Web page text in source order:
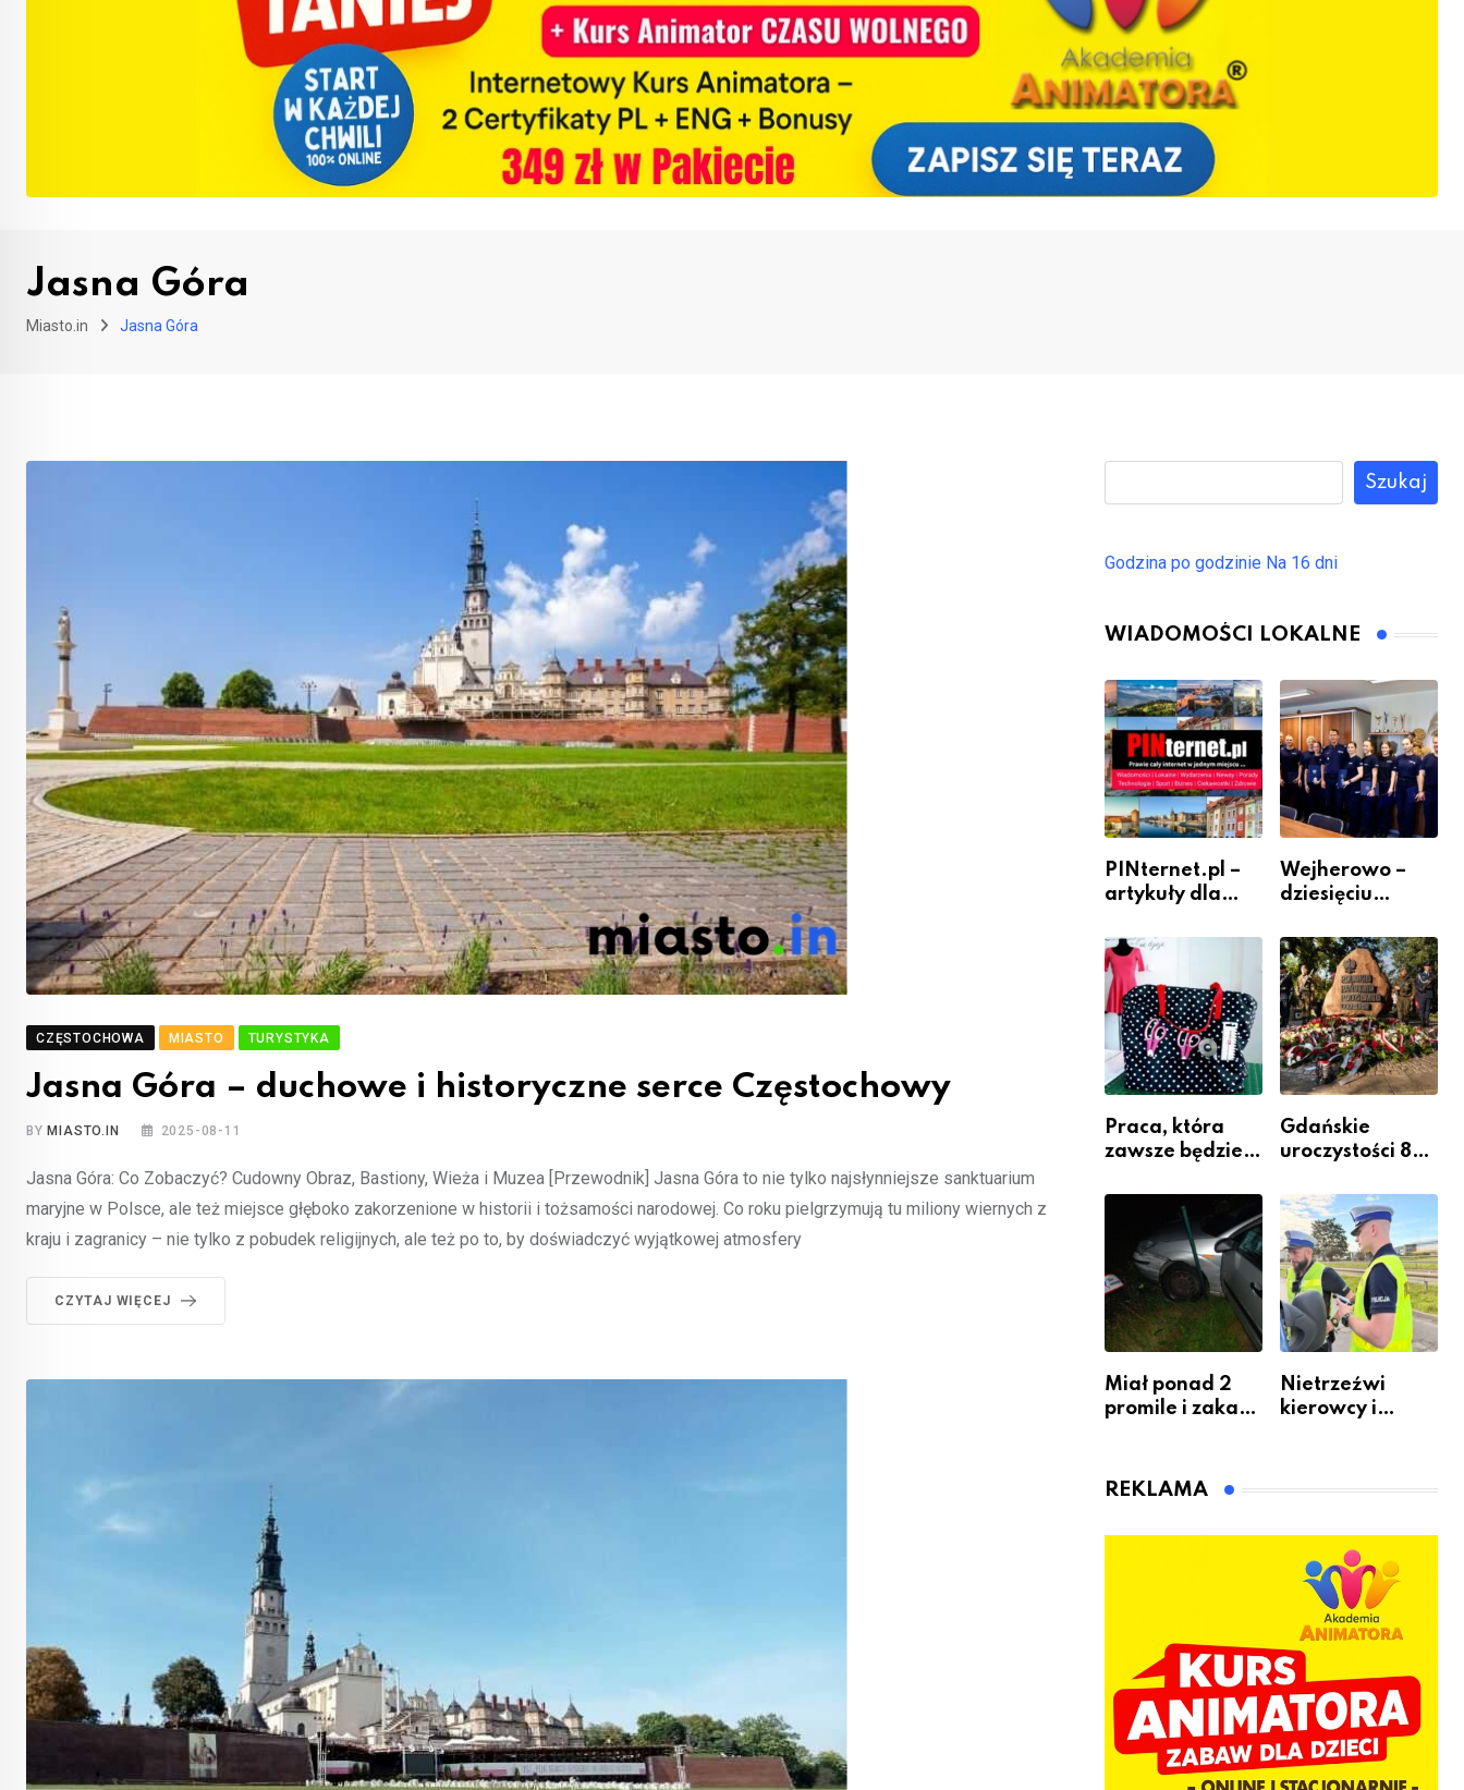
Jasna Góra
Miasto.in Jasna Góra
CZĘSTOCHOWA MIASTO TURYSTYKA
Jasna Góra – duchowe i historyczne serce Częstochowy
BY MIASTO.IN 2025-08-11
Jasna Góra: Co Zobaczyć? Cudowny Obraz, Bastiony, Wieża i Muzea [Przewodnik] Jasna Góra to nie tylko najsłynniejsze sanktuarium
maryjne w Polsce, ale też miejsce głęboko zakorzenione w historii i tożsamości narodowej. Co roku pielgrzymują tu miliony wiernych z
kraju i zagranicy – nie tylko z pobudek religijnych, ale też po to, by doświadczyć wyjątkowej atmosfery
CZYTAJ WIĘCEJ
Szukaj
Godzina po godzinie Na 16 dni
WIADOMOŚCI LOKALNE
PINternet.pl –
artykuły dla
jako inwestycja
w widoczność
Wejherowo –
dziesięciu
policjantów w
szeregach
Komendy
Powiatowej
Praca, która
zawsze będzie
krawiectwo
zawodem
przyszłości i
gdzie się go
nauczyć?
Gdańskie
uroczystości 82.
wybuchu
Powstania
Warszawskiego
Miał ponad 2
promile i zakaz
kierownicę w
Nietrzeźwi
kierowcy i
REKLAMA